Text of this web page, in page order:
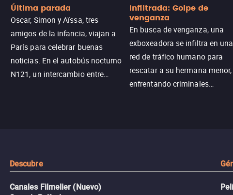
Última parada
Oscar, Simon y Aïssa, tres
amigos de la infancia, viajan a
París para celebrar buenas
noticias. En el autobús nocturno
N121, un intercambio entre
Infiltrada: Golpe de
venganza
En busca de venganza, una
exboxeadora se infiltra en una
red de tráfico humano para
rescatar a su hermana menor,
enfrentando criminales
Descubre
Canales Filmelier (Nuevo)